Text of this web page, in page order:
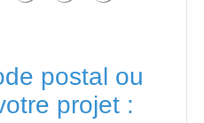
postal ou
projet :